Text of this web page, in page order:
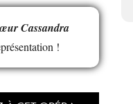
Cassandra
!